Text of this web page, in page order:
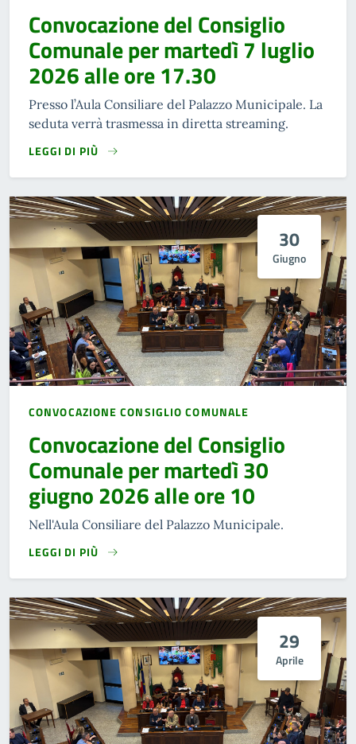
Convocazione del Consiglio
Comunale per martedì 7 luglio
2026 alle ore 17.30
Presso l’Aula Consiliare del Palazzo Municipale. La
seduta verrà trasmessa in diretta streaming.
LEGGI DI PIÙ
30
Giugno
CONVOCAZIONE CONSIGLIO COMUNALE
Convocazione del Consiglio
Comunale per martedì 30
giugno 2026 alle ore 10
Nell'Aula Consiliare del Palazzo Municipale.
LEGGI DI PIÙ
29
Aprile